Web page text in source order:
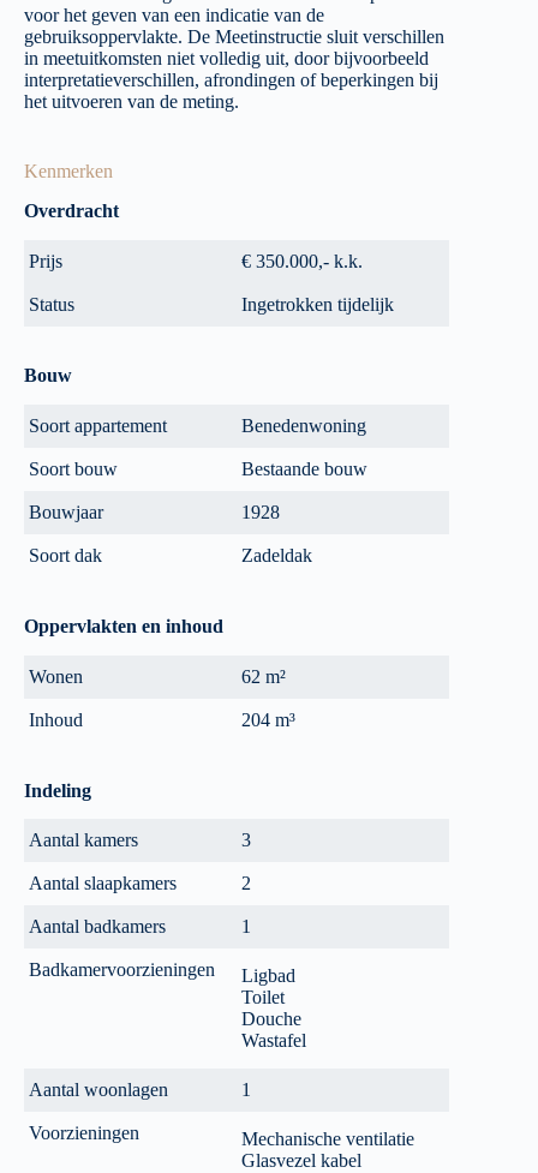
voor het geven van een indicatie van de
gebruiksoppervlakte. De Meetinstructie sluit verschillen
in meetuitkomsten niet volledig uit, door bijvoorbeeld
interpretatieverschillen, afrondingen of beperkingen bij
het uitvoeren van de meting.
Kenmerken
Overdracht
Prijs € 350.000,- k.k.
Status Ingetrokken tijdelijk
Bouw
Soort appartement Benedenwoning
Soort bouw Bestaande bouw
Bouwjaar 1928
Soort dak Zadeldak
Oppervlakten en inhoud
Wonen 62 m²
Inhoud 204 m³
Indeling
Aantal kamers 3
Aantal slaapkamers 2
Aantal badkamers 1
Badkamervoorzieningen
Ligbad
Toilet
Douche
Wastafel
Aantal woonlagen 1
Voorzieningen
Mechanische ventilatie
Glasvezel kabel